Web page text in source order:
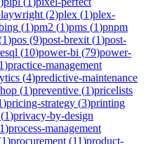
(2)plex (1)plex-
(1)pm2 (1)pms (1)pnpm
1)pos (9)post-brexit (1)post-
(10)power-bi (79)power-
1)practice-management
(4)predictive-maintenance
(1)preventive (1)pricelists
)pricing-strategy (3)printing
(1)privacy-by-design
1)process-management
1)procurement (11)product-